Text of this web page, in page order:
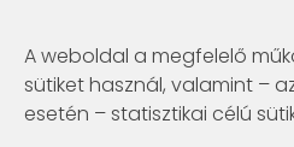
A weboldal a megfelelő
sütiket használ, valamint –
esetén – statisztikai célú
Telconex Middle
BH: +973 1742